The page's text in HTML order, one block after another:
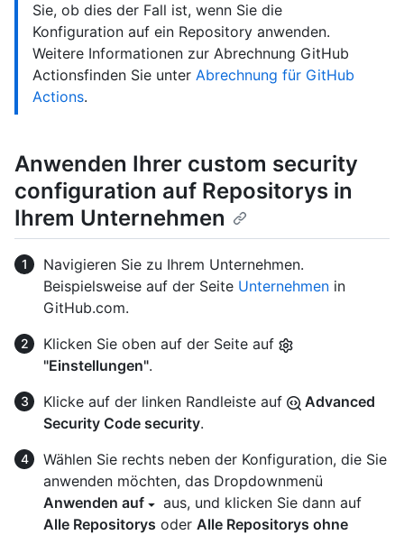
Sie, ob dies der Fall ist, wenn Sie die
Konfiguration auf ein Repository anwenden.
Weitere Informationen zur Abrechnung GitHub
Actionsfinden Sie unter Abrechnung für GitHub
Actions.
Anwenden Ihrer custom security
configuration auf Repositorys in
Ihrem Unternehmen
Navigieren Sie zu Ihrem Unternehmen.
Beispielsweise auf der Seite Unternehmen in
GitHub.com.
Klicken Sie oben auf der Seite auf
"Einstellungen".
Klicke auf der linken Randleiste auf
Advanced
Security Code security.
Wählen Sie rechts neben der Konfiguration, die Sie
anwenden möchten, das Dropdownmenü
Anwenden auf
aus, und klicken Sie dann auf
Alle Repositorys oder Alle Repositorys ohne